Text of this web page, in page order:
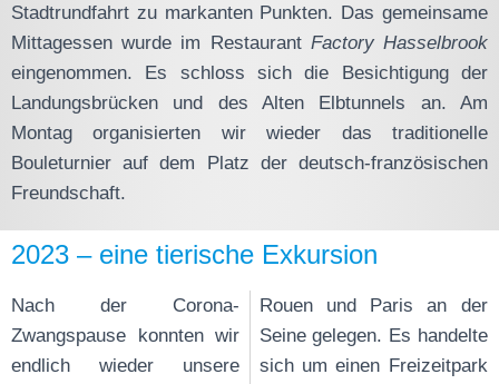
Stadtrundfahrt zu markanten Punkten. Das gemeinsame
Mittagessen wurde im Restaurant Factory Hasselbrook
eingenommen. Es schloss sich die Besichtigung der
Landungsbrücken und des Alten Elbtunnels an. Am
Montag organisierten wir wieder das traditionelle
Bouleturnier auf dem Platz der deutsch-französischen
Freundschaft.
2023 – eine tierische Exkursion
Nach der Corona-
Zwangspause konnten wir
endlich wieder unsere
Rouen und Paris an der
Seine gelegen. Es handelte
sich um einen Freizeitpark